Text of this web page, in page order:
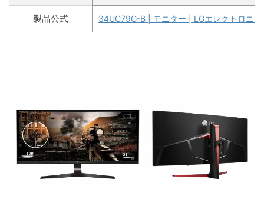
製品公式 34UC79G-B | モニター | LGエレクトロニ